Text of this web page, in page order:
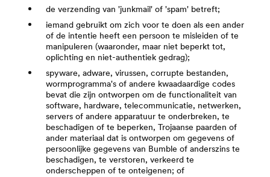
de verzending van 'junkmail' of 'spam' betreft;
iemand gebruikt om zich voor te doen als een ander
of de intentie heeft een persoon te misleiden of te
manipuleren (waaronder, maar niet beperkt tot,
oplichting en niet-authentiek gedrag);
spyware, adware, virussen, corrupte bestanden,
wormprogramma's of andere kwaadaardige codes
bevat die zijn ontworpen om de functionaliteit van
software, hardware, telecommunicatie, netwerken,
servers of andere apparatuur te onderbreken, te
beschadigen of te beperken, Trojaanse paarden of
ander materiaal dat is ontworpen om gegevens of
persoonlijke gegevens van Bumble of anderszins te
beschadigen, te verstoren, verkeerd te
onderscheppen of te onteigenen; of